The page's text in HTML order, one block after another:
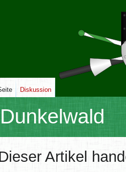
Dunkelwald
Artikel
Diskussion